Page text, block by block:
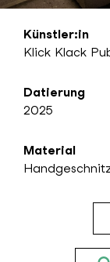
Künstler:in
Klick Klack
Datierung
2025
Material